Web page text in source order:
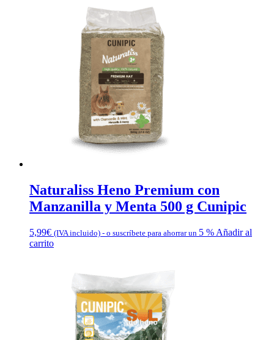
Naturaliss Heno Premium con
Manzanilla y Menta 500 g Cunipic
5,99€ (IVA incluido) - o suscríbete para ahorrar un 5 % Añadir al
carrito